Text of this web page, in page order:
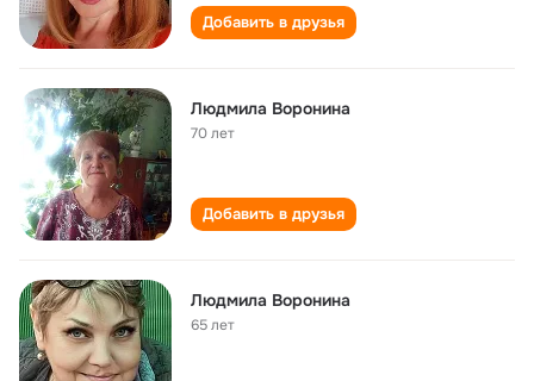
Добавить в друзья
Людмила Воронина
70 лет
Добавить в друзья
Людмила Воронина
65 лет